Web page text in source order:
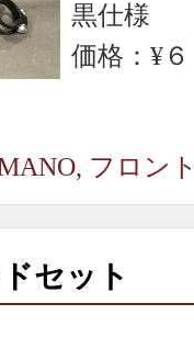
黒仕様
価格：¥
, フロン
セット